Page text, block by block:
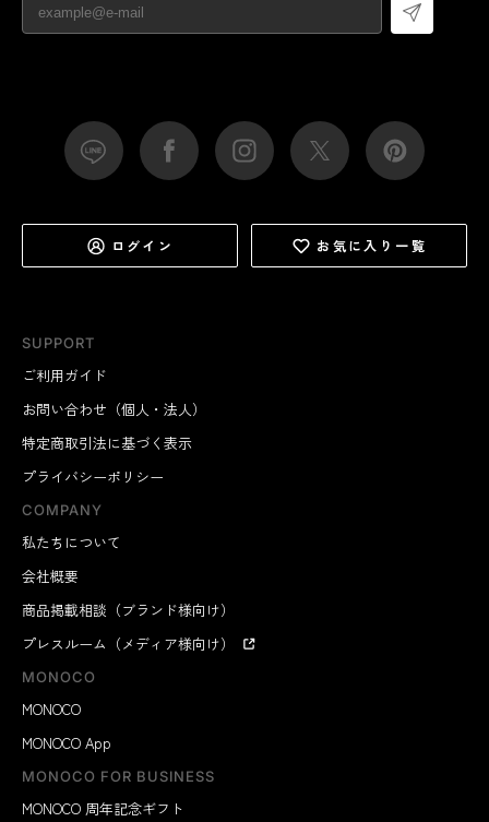
SUPPORT
ご利用ガイド
お問い合わせ（個人・法人）
特定商取引法に基づく表示
プライバシーポリシー
COMPANY
私たちについて
会社概要
商品掲載相談（ブランド様向け）
プレスルーム（メディア様向け）
MONOCO
MONOCO
MONOCO App
MONOCO FOR BUSINESS
MONOCO 周年記念ギフト
ログイン お気に入り一覧